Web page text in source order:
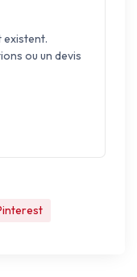
existent.
ou un devis